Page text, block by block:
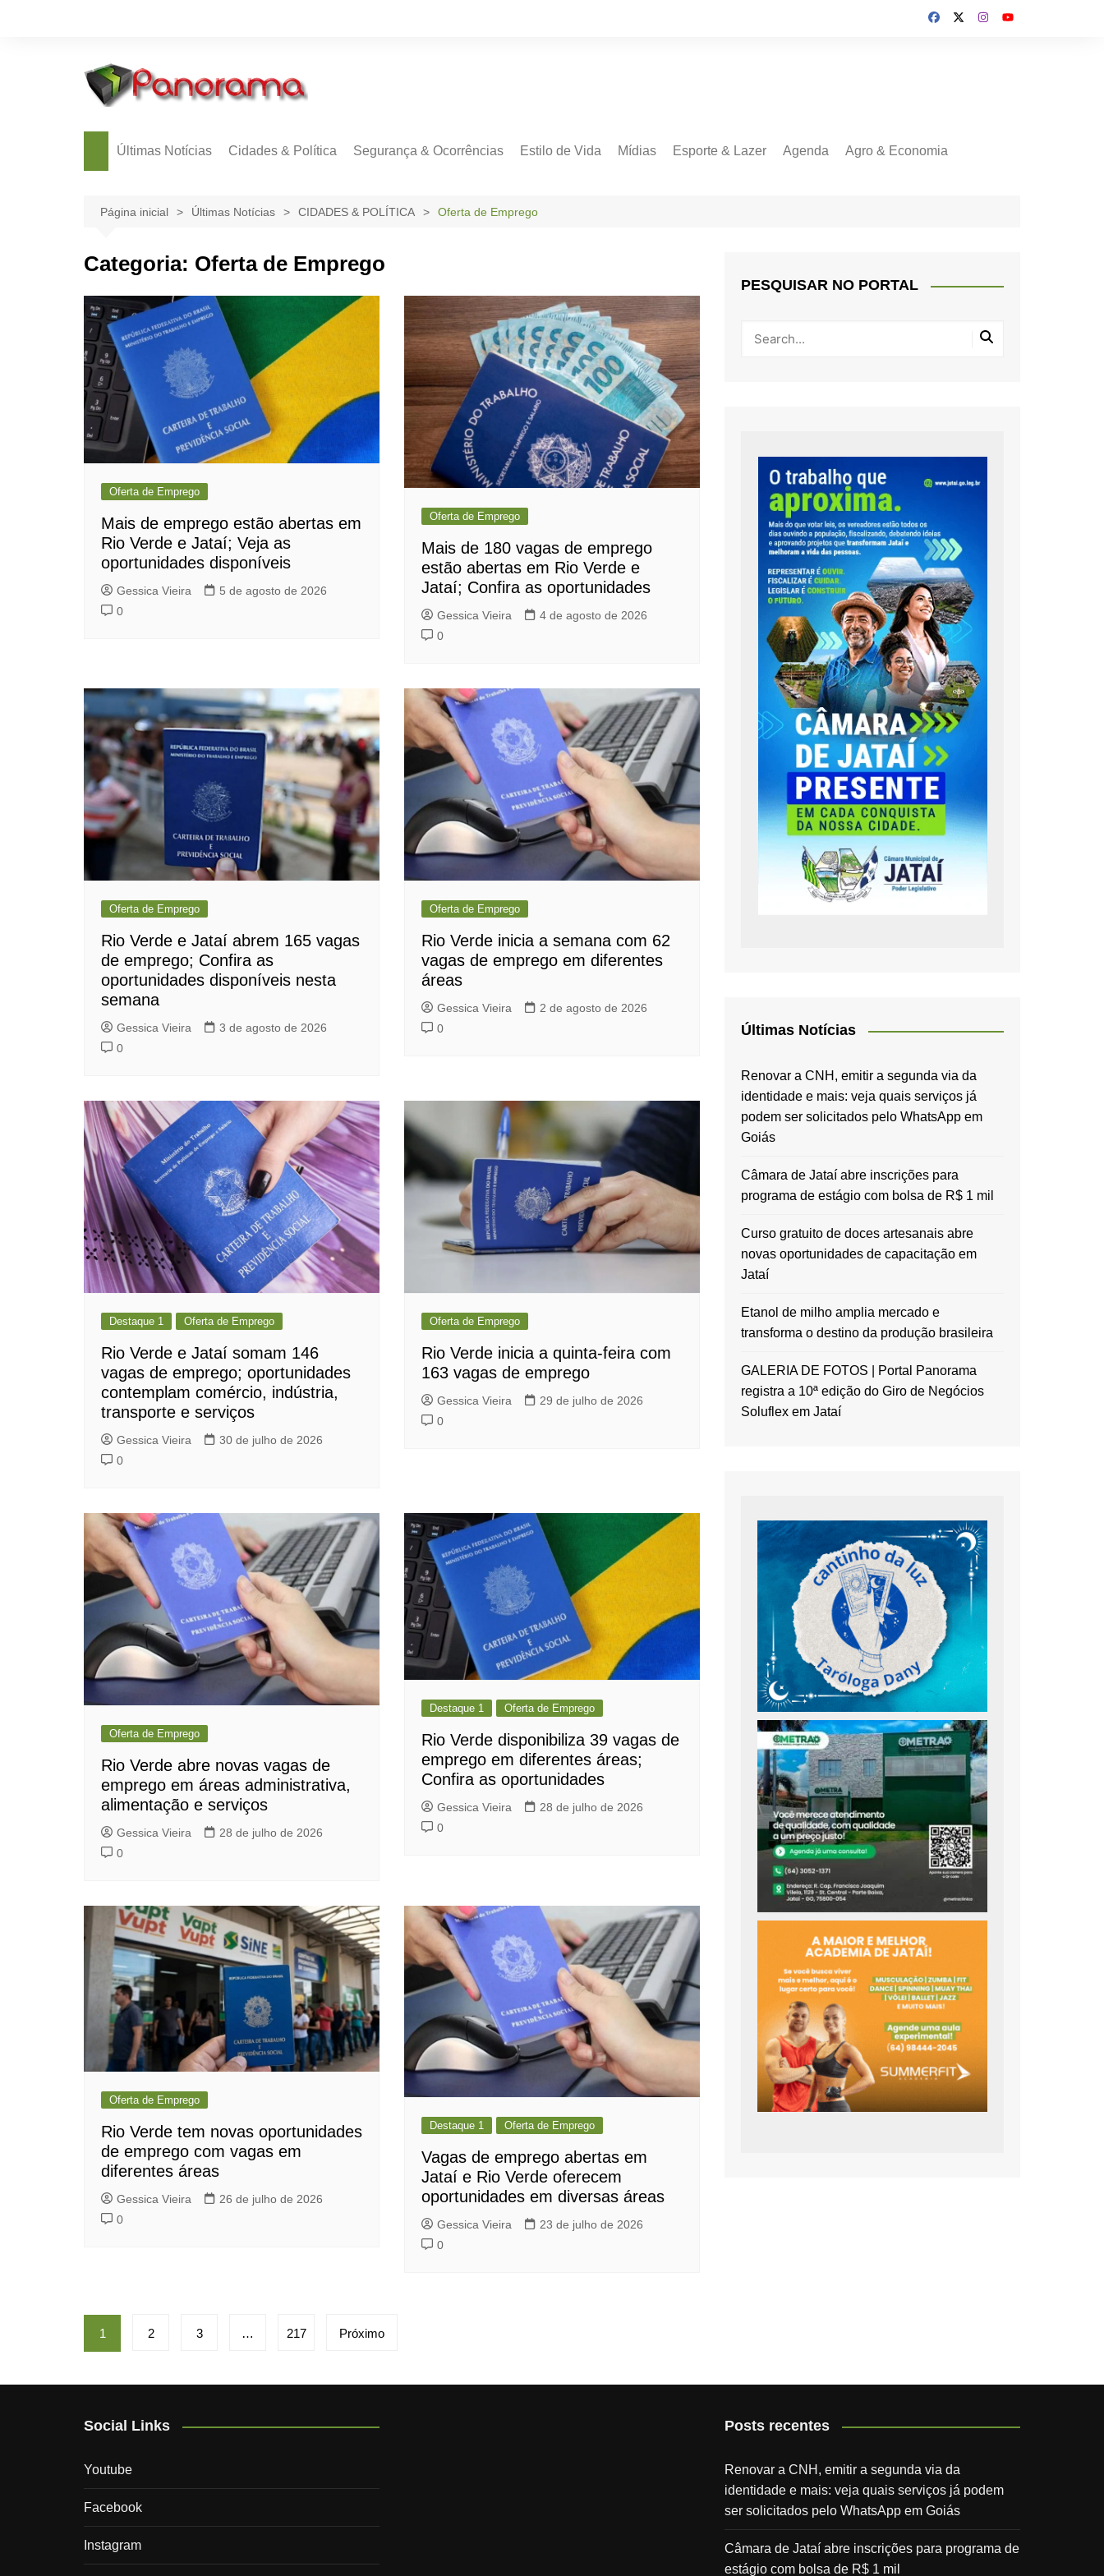
Últimas Notícias Cidades & Política Segurança & Ocorrências Estilo de Vida Mídias Esporte & Lazer Agenda Agro & Economia
Página inicial Últimas Notícias CIDADES & POLÍTICA Oferta de Emprego
Categoria: Oferta de Emprego
Oferta de Emprego
Mais de emprego estão abertas em
Rio Verde e Jataí; Veja as
oportunidades disponíveis
Gessica Vieira
5 de agosto de 2026
0
Oferta de Emprego
Mais de 180 vagas de emprego
estão abertas em Rio Verde e
Jataí; Confira as oportunidades
Gessica Vieira
4 de agosto de 2026
0
Oferta de Emprego
Rio Verde e Jataí abrem 165 vagas
de emprego; Confira as
oportunidades disponíveis nesta
semana
Gessica Vieira
3 de agosto de 2026
0
Oferta de Emprego
Rio Verde inicia a semana com 62
vagas de emprego em diferentes
áreas
Gessica Vieira
2 de agosto de 2026
0
Destaque 1 Oferta de Emprego
Rio Verde e Jataí somam 146
vagas de emprego; oportunidades
contemplam comércio, indústria,
transporte e serviços
Gessica Vieira
30 de julho de 2026
0
Oferta de Emprego
Rio Verde inicia a quinta-feira com
163 vagas de emprego
Gessica Vieira
29 de julho de 2026
0
Oferta de Emprego
Rio Verde abre novas vagas de
emprego em áreas administrativa,
alimentação e serviços
Gessica Vieira
28 de julho de 2026
0
Destaque 1 Oferta de Emprego
Rio Verde disponibiliza 39 vagas de
emprego em diferentes áreas;
Confira as oportunidades
Gessica Vieira
28 de julho de 2026
0
Oferta de Emprego
Rio Verde tem novas oportunidades
de emprego com vagas em
diferentes áreas
Gessica Vieira
26 de julho de 2026
0
Destaque 1 Oferta de Emprego
Vagas de emprego abertas em
Jataí e Rio Verde oferecem
oportunidades em diversas áreas
Gessica Vieira
23 de julho de 2026
0
Paginação
de
posts
1 2 3 … 217 Próximo
PESQUISAR NO PORTAL
Últimas Notícias
Renovar a CNH, emitir a segunda via da
identidade e mais: veja quais serviços já
podem ser solicitados pelo WhatsApp em
Goiás
Câmara de Jataí abre inscrições para
programa de estágio com bolsa de R$ 1 mil
Curso gratuito de doces artesanais abre
novas oportunidades de capacitação em
Jataí
Etanol de milho amplia mercado e
transforma o destino da produção brasileira
GALERIA DE FOTOS | Portal Panorama
registra a 10ª edição do Giro de Negócios
Soluflex em Jataí
Social Links
Youtube
Facebook
Instagram
Posts recentes
Renovar a CNH, emitir a segunda via da
identidade e mais: veja quais serviços já podem
ser solicitados pelo WhatsApp em Goiás
Câmara de Jataí abre inscrições para programa de
estágio com bolsa de R$ 1 mil